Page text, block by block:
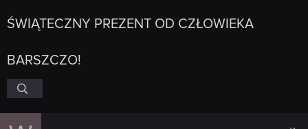
ŚWIĄTECZNY PREZENT OD CZŁOWIEKA
BARSZCZO!